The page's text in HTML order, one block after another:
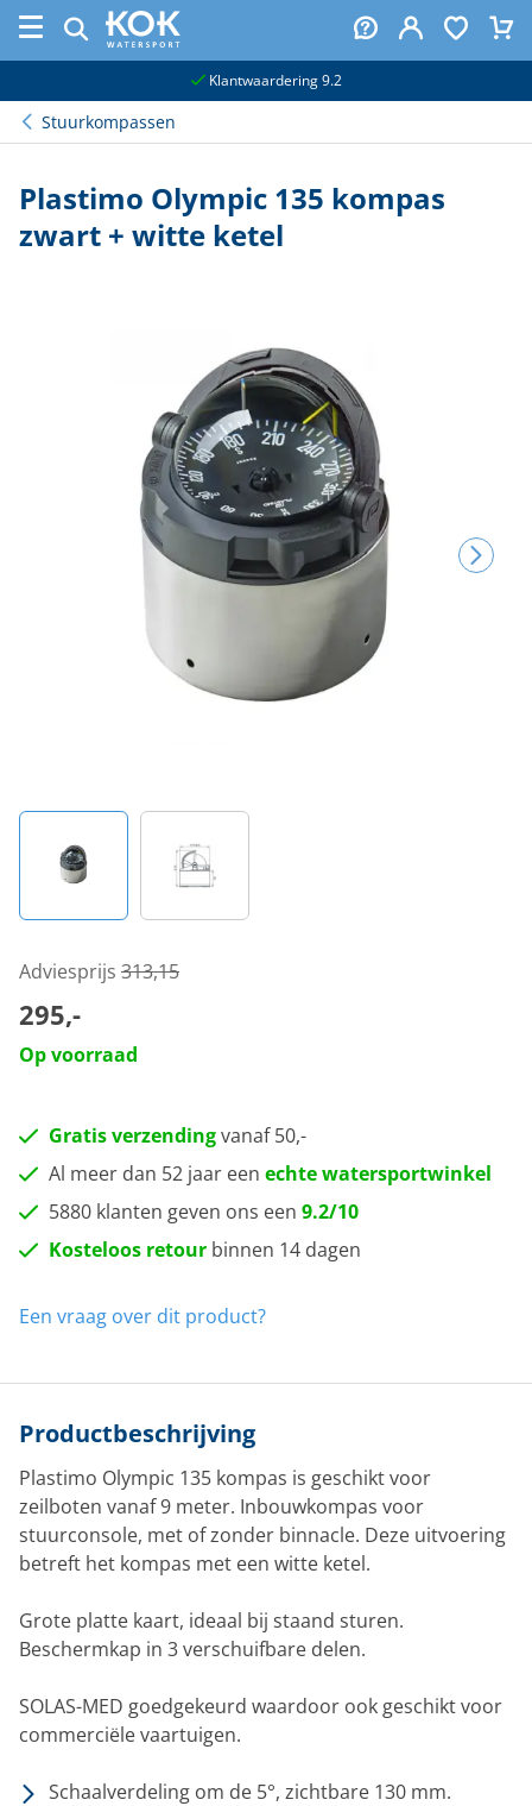
Klantwaardering 9.2
Stuurkompassen
Plastimo Olympic 135 kompas
zwart + witte ketel
Adviesprijs 313,15
295,-
Op voorraad
Gratis verzendingvanaf 50,-
Al meer dan 52 jaar een echte watersportwinkel
5880 klanten geven ons een 9.2/10
Kosteloos retour binnen 14 dagen
Een vraag over dit product?
Productbeschrijving
Plastimo Olympic 135 kompas is geschikt voor
zeilboten vanaf 9 meter. Inbouwkompas voor
stuurconsole, met of zonder binnacle. Deze uitvoering
betreft het kompas met een witte ketel.
Grote platte kaart, ideaal bij staand sturen.
Beschermkap in 3 verschuifbare delen.
SOLAS-MED goedgekeurd waardoor ook geschikt voor
commerciële vaartuigen.
Schaalverdeling om de 5°, zichtbare 130 mm.